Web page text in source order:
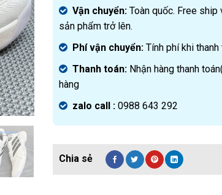
Vận chuyển: Toàn quốc. Free
sản phẩm trở lên.
Phí vận chuyển: Tính phí khi thanh
Thanh toán: Nhận hàng thanh
hàng
zalo call : 0988 643 292